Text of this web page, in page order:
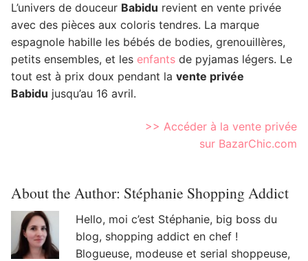
L’univers de douceur Babidu revient en vente privée
avec des pièces aux coloris tendres. La marque
espagnole habille les bébés de bodies, grenouillères,
petits ensembles, et les enfants de pyjamas légers. Le
tout est à prix doux pendant la vente privée
Babidu jusqu’au 16 avril.
>> Accéder à la vente privée
sur BazarChic.com
About the Author: Stéphanie Shopping Addict
Hello, moi c’est Stéphanie, big boss du
blog, shopping addict en chef !
Blogueuse, modeuse et serial shoppeuse,